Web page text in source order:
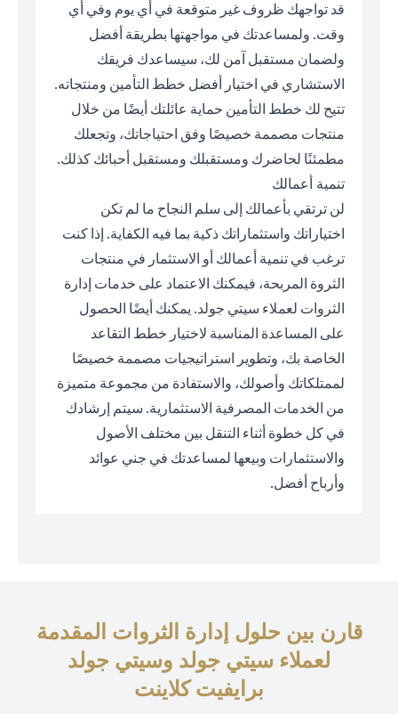
قد تواجهك ظروف غير متوقعة في أي يوم وفي أي
وقت. ولمساعدتك في مواجهتها بطريقة أفضل
ولضمان مستقبل آمن لك، سيساعدك فريقك
الاستشاري في اختيار أفضل خطط التأمين ومنتجاته.
تتيح لك خطط التأمين حماية عائلتك أيضًا من خلال
منتجات مصممة خصيصًا وفق احتياجاتك، وتجعلك
مطمئنًا لحاضرك ومستقبلك ومستقبل أحبائك كذلك.
تنمية أعمالك
لن ترتقي بأعمالك إلى سلم النجاح ما لم تكن
اختياراتك واستثماراتك ذكية بما فيه الكفاية. إذا كنت
ترغب في تنمية أعمالك أو الاستثمار في منتجات
الثروة المربحة، فيمكنك الاعتماد على خدمات إدارة
الثروات لعملاء سيتي جولد. يمكنك أيضًا الحصول
على المساعدة المناسبة لاختيار خطط التقاعد
الخاصة بك، وتطوير استراتيجيات مصممة خصيصًا
لممتلكاتك وأصولك، والاستفادة من مجموعة متميزة
من الخدمات المصرفية الاستثمارية. سيتم إرشادك
في كل خطوة أثناء التنقل بين مختلف الأصول
والاستثمارات وبيعها لمساعدتك في جني عوائد
وأرباح أفضل.
قارن بين حلول إدارة الثروات المقدمة
لعملاء سيتي جولد وسيتي جولد
برايفيت كلاينت